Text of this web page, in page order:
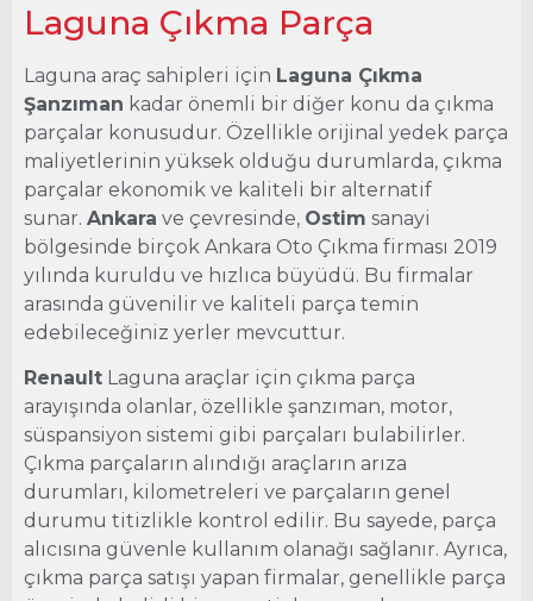
Laguna Çıkma Parça
Laguna araç sahipleri için Laguna Çıkma
Şanzıman kadar önemli bir diğer konu da çıkma
parçalar konusudur. Özellikle orijinal yedek parça
maliyetlerinin yüksek olduğu durumlarda, çıkma
parçalar ekonomik ve kaliteli bir alternatif
sunar. Ankara ve çevresinde, Ostim sanayi
bölgesinde birçok Ankara Oto Çıkma firması 2019
yılında kuruldu ve hızlıca büyüdü. Bu firmalar
arasında güvenilir ve kaliteli parça temin
edebileceğiniz yerler mevcuttur.
Renault Laguna araçlar için çıkma parça
arayışında olanlar, özellikle şanzıman, motor,
süspansiyon sistemi gibi parçaları bulabilirler.
Çıkma parçaların alındığı araçların arıza
durumları, kilometreleri ve parçaların genel
durumu titizlikle kontrol edilir. Bu sayede, parça
alıcısına güvenle kullanım olanağı sağlanır. Ayrıca,
çıkma parça satışı yapan firmalar, genellikle parça